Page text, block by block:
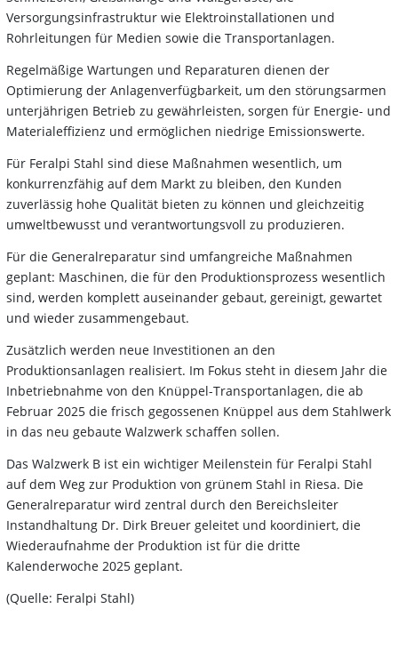
Versorgungsinfrastruktur wie Elektroinstallationen und
Rohrleitungen für Medien sowie die Transportanlagen.
Regelmäßige Wartungen und Reparaturen dienen der
Optimierung der Anlagenverfügbarkeit, um den störungsarmen
unterjährigen Betrieb zu gewährleisten, sorgen für Energie- und
Materialeffizienz und ermöglichen niedrige Emissionswerte.
Für Feralpi Stahl sind diese Maßnahmen wesentlich, um
konkurrenzfähig auf dem Markt zu bleiben, den Kunden
zuverlässig hohe Qualität bieten zu können und gleichzeitig
umweltbewusst und verantwortungsvoll zu produzieren.
Für die Generalreparatur sind umfangreiche Maßnahmen
geplant: Maschinen, die für den Produktionsprozess wesentlich
sind, werden komplett auseinander gebaut, gereinigt, gewartet
und wieder zusammengebaut.
Zusätzlich werden neue Investitionen an den
Produktionsanlagen realisiert. Im Fokus steht in diesem Jahr die
Inbetriebnahme von den Knüppel-Transportanlagen, die ab
Februar 2025 die frisch gegossenen Knüppel aus dem Stahlwerk
in das neu gebaute Walzwerk schaffen sollen.
Das Walzwerk B ist ein wichtiger Meilenstein für Feralpi Stahl
auf dem Weg zur Produktion von grünem Stahl in Riesa. Die
Generalreparatur wird zentral durch den Bereichsleiter
Instandhaltung Dr. Dirk Breuer geleitet und koordiniert, die
Wiederaufnahme der Produktion ist für die dritte
Kalenderwoche 2025 geplant.
(Quelle: Feralpi Stahl)